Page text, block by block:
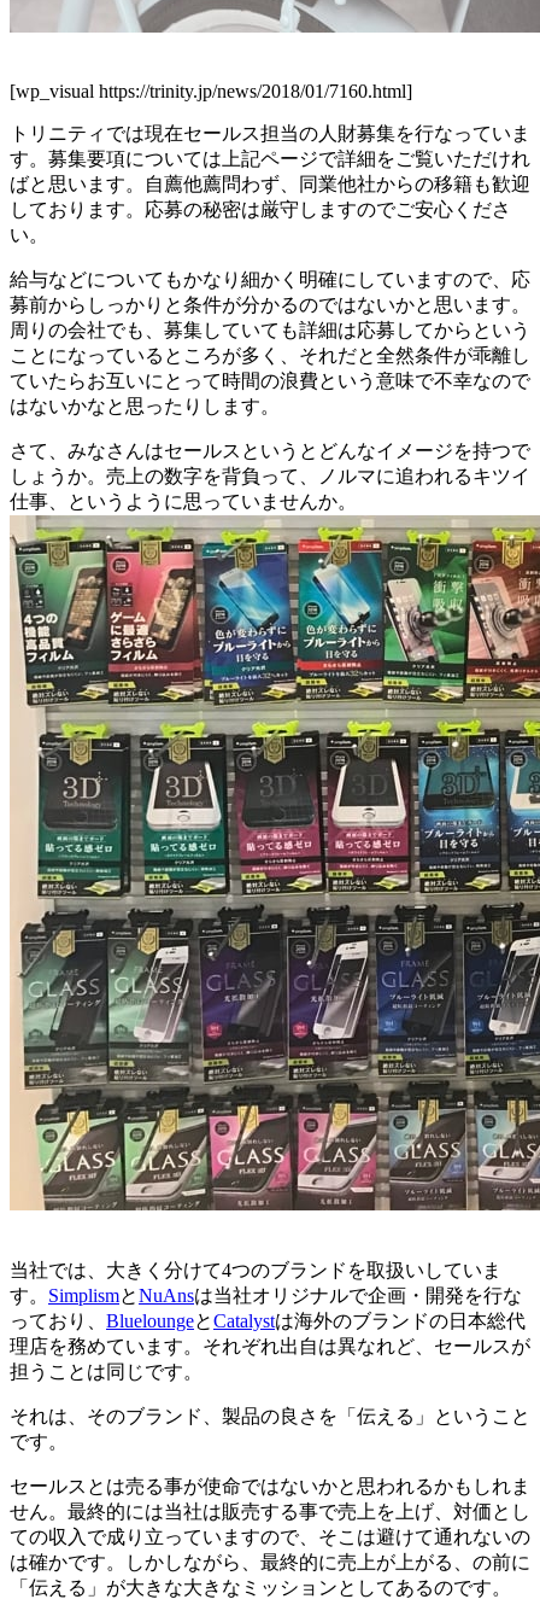
[wp_visual https://trinity.jp/news/2018/01/7160.html]
トリニティでは現在セールス担当の人財募集を行なっていま
す。募集要項については上記ページで詳細をご覧いただけれ
ばと思います。自薦他薦問わず、同業他社からの移籍も歓迎
しております。応募の秘密は厳守しますのでご安心くださ
い。
給与などについてもかなり細かく明確にしていますので、応
募前からしっかりと条件が分かるのではないかと思います。
周りの会社でも、募集していても詳細は応募してからという
ことになっているところが多く、それだと全然条件が乖離し
ていたらお互いにとって時間の浪費という意味で不幸なので
はないかなと思ったりします。
さて、みなさんはセールスというとどんなイメージを持つで
しょうか。売上の数字を背負って、ノルマに追われるキツイ
仕事、というように思っていませんか。
当社では、大きく分けて4つのブランドを取扱いしていま
す。 SimplismとNuAnsは当社オリジナルで企画・開発を行な
っており、 BlueloungeとCatalystは海外のブランドの日本総代
理店を務めています。それぞれ出自は異なれど、セールスが
担うことは同じです。
それは、そのブランド、製品の良さを「伝える」ということ
です。
セールスとは売る事が使命ではないかと思われるかもしれま
せん。最終的には当社は販売する事で売上を上げ、対価とし
ての収入で成り立っていますので、そこは避けて通れないの
は確かです。しかしながら、最終的に売上が上がる、の前に
「伝える」が大きな大きなミッションとしてあるのです。